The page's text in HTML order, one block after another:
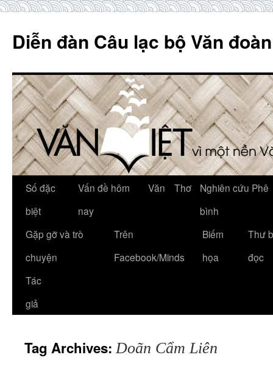
content
Diễn đàn Câu lạc bộ Văn
Số đặc
biệt
Vấn đề hôm
nay
Văn Thơ
Nghiên cứu Phê
bình
Gặp gỡ và trò
chuyện
Trên
Facebook/Minds
Biếm
họa
Thư
đọc
Tác
giả
Tag Archives:Doãn Cẩm Liên